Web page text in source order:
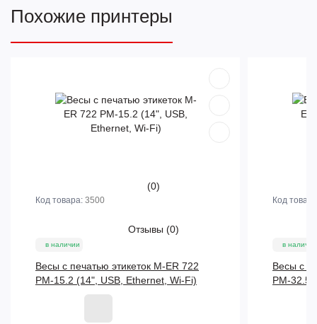
Похожие принтеры
(0)
Код товара: 3500
Отзывы (0)
в наличии
Весы с печатью этикеток M-ER 722
PM-15.2 (14", USB, Ethernet, Wi-Fi)
Код
в наличии
Весы с
PM-32.5